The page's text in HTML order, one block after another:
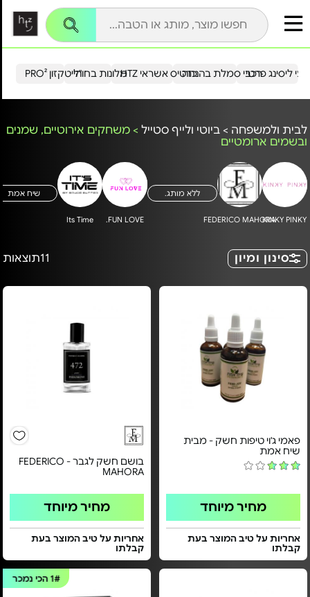
הייטקזון PRO²מלונות בחו"ל כרטיס אשראי HTZ ליסינג פרטירכבי סמלת בהנחה
לבית ולמשפחה > ביוטי ולייף סטייל > משחקים אירוטיים, שמנים
ובשמים ארומטיים
KINKY PINKY
FEDERICO MAHORA
ללא מותג.
FUN LOVE.
Its Time
שיח אמת
סינון ומיון 11תוצאות
פאמי ג'וי טיפות חשק - מבית
שיח אמת
מחיר מיוחד
אחריות על טיב המוצר בעת
קבלתו
בושם חשק לגבר - FEDERICO
MAHORA
מחיר מיוחד
אחריות על טיב המוצר בעת
קבלתו
1# הכי נמכר